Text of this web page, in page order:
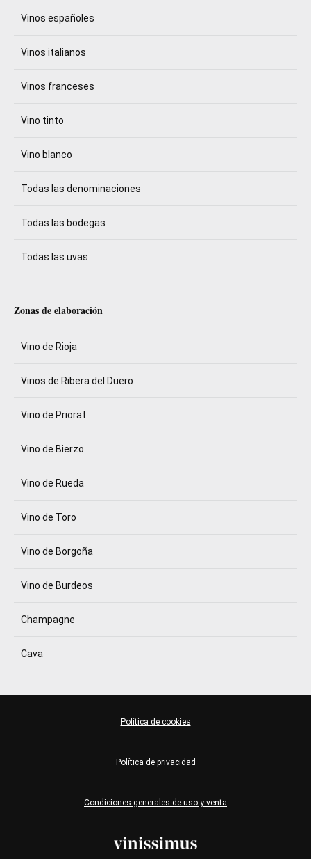
Vinos españoles
Vinos italianos
Vinos franceses
Vino tinto
Vino blanco
Todas las denominaciones
Todas las bodegas
Todas las uvas
Zonas de elaboración
Vino de Rioja
Vinos de Ribera del Duero
Vino de Priorat
Vino de Bierzo
Vino de Rueda
Vino de Toro
Vino de Borgoña
Vino de Burdeos
Champagne
Cava
Condiciones generales de uso y venta
Política de privacidad
Política de cookies